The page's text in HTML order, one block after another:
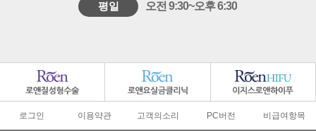
평일 오전 9:30~오후 6:30
로그인 이용약관 고객의소리 PC버전 비급여항목